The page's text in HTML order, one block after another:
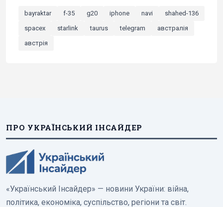
bayraktar f-35 g20 iphone navi
shahed-136
spacex
starlink taurus telegram
австралія
австрія
ПРО УКРАЇНСЬКИЙ ІНСАЙДЕР
«Український Інсайдер» — новини України: війна,
політика, економіка, суспільство, регіони та світ.